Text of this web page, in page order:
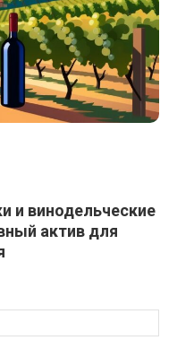
и винодельческие
актив для